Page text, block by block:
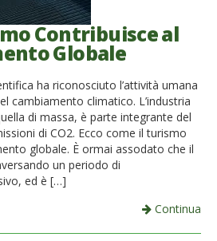
Contribuisce al
Globale
ha riconosciuto l’attività umana
cambiamento climatico. L’industria
di massa, è parte integrante del
di CO2. Ecco come il turismo
globale. È ormai assodato che il
un periodo di
ed è […]
Continua